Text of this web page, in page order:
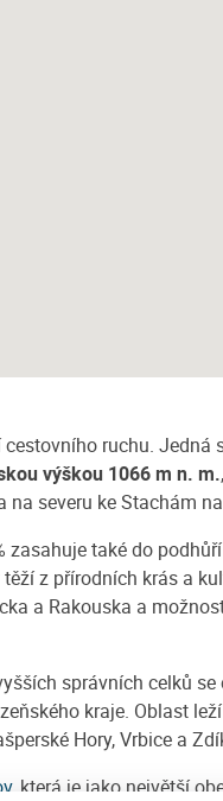
ruchu. Jedná
výškou 1066 m n. m.
na severu ke Stachám
zasahuje také do
těží z přírodních krás a
a Rakouska a
správních celků
kraje. Oblast
Hory, Vrbice a
, která je jako největší
Kašperskými
Cena: 300